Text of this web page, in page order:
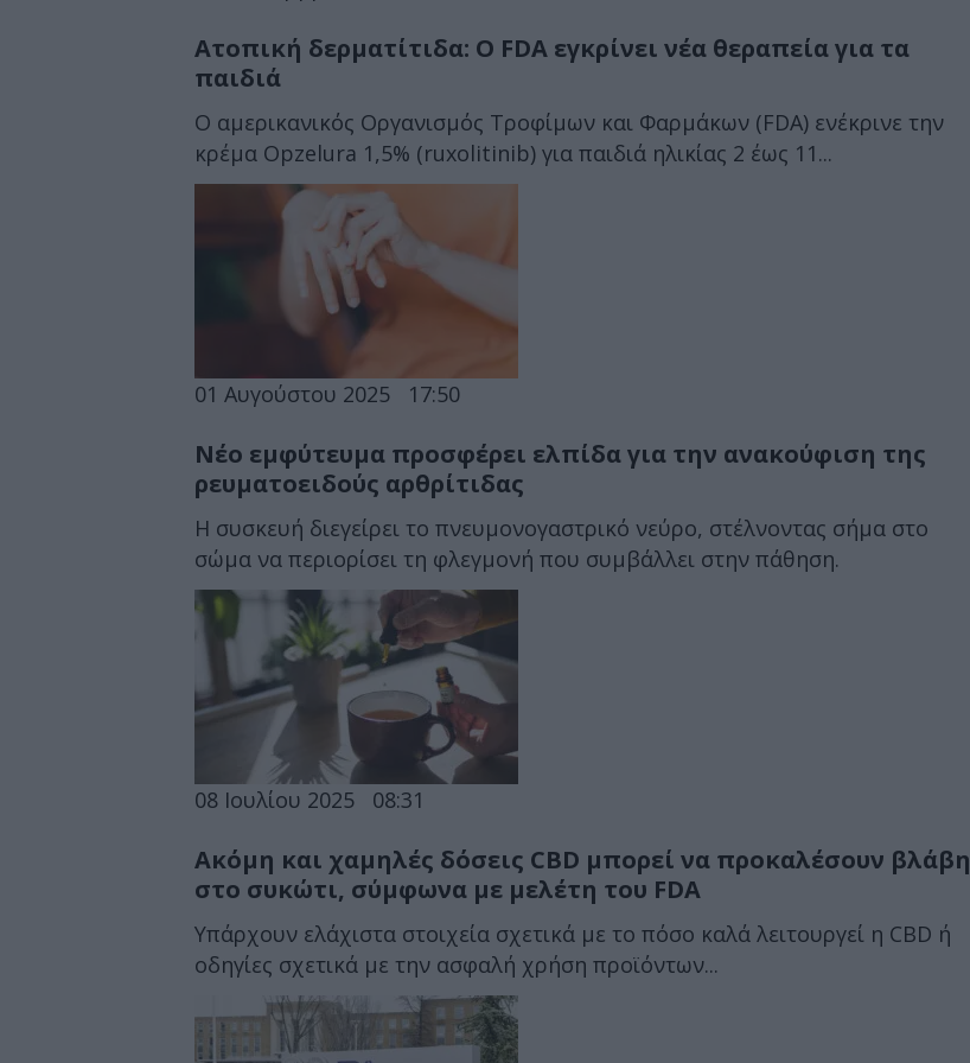
Ατοπική δερματίτιδα: Ο FDA εγκρίνει νέα θεραπεία για τα
παιδιά
Ο αμερικανικός Οργανισμός Τροφίμων και Φαρμάκων (FDA) ενέκρινε την
κρέμα Opzelura 1,5% (ruxolitinib) για παιδιά ηλικίας 2 έως 11...
01 Αυγούστου 2025 17:50
Νέο εμφύτευμα προσφέρει ελπίδα για την ανακούφιση της
ρευματοειδούς αρθρίτιδας
Η συσκευή διεγείρει το πνευμονογαστρικό νεύρο, στέλνοντας σήμα στο
σώμα να περιορίσει τη φλεγμονή που συμβάλλει στην πάθηση.
08 Ιουλίου 2025 08:31
Ακόμη και χαμηλές δόσεις CBD μπορεί να προκαλέσουν βλάβη
στο συκώτι, σύμφωνα με μελέτη του FDA
Υπάρχουν ελάχιστα στοιχεία σχετικά με το πόσο καλά λειτουργεί η CBD ή
οδηγίες σχετικά με την ασφαλή χρήση προϊόντων...